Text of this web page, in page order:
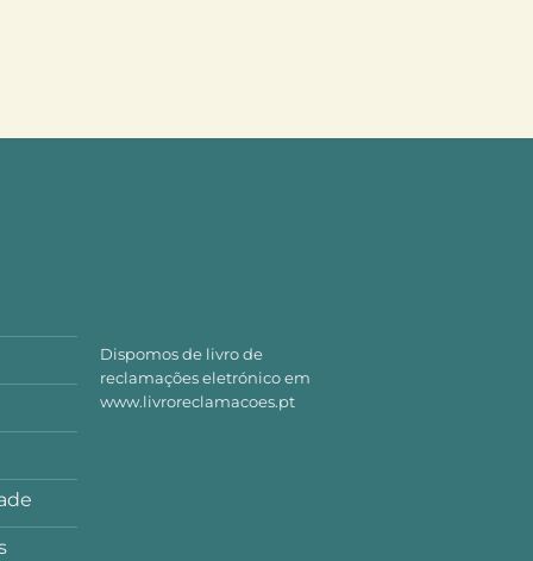
Dispomos de livro de
reclamações eletrónico em
www.livroreclamacoes.pt